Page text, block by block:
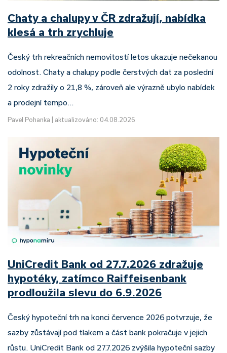
Chaty a chalupy v ČR zdražují, nabídka
klesá a trh zrychluje
Český trh rekreačních nemovitostí letos ukazuje nečekanou
odolnost. Chaty a chalupy podle čerstvých dat za poslední
2 roky zdražily o 21,8 %, zároveň ale výrazně ubylo nabídek
a prodejní tempo…
Pavel Pohanka aktualizováno: 04.08.2026
UniCredit Bank od 27.7.2026 zdražuje
hypotéky, zatímco Raiffeisenbank
prodloužila slevu do 6.9.2026
Český hypoteční trh na konci července 2026 potvrzuje, že
sazby zůstávají pod tlakem a část bank pokračuje v jejich
růstu. UniCredit Bank od 27.7.2026 zvýšila hypoteční sazby